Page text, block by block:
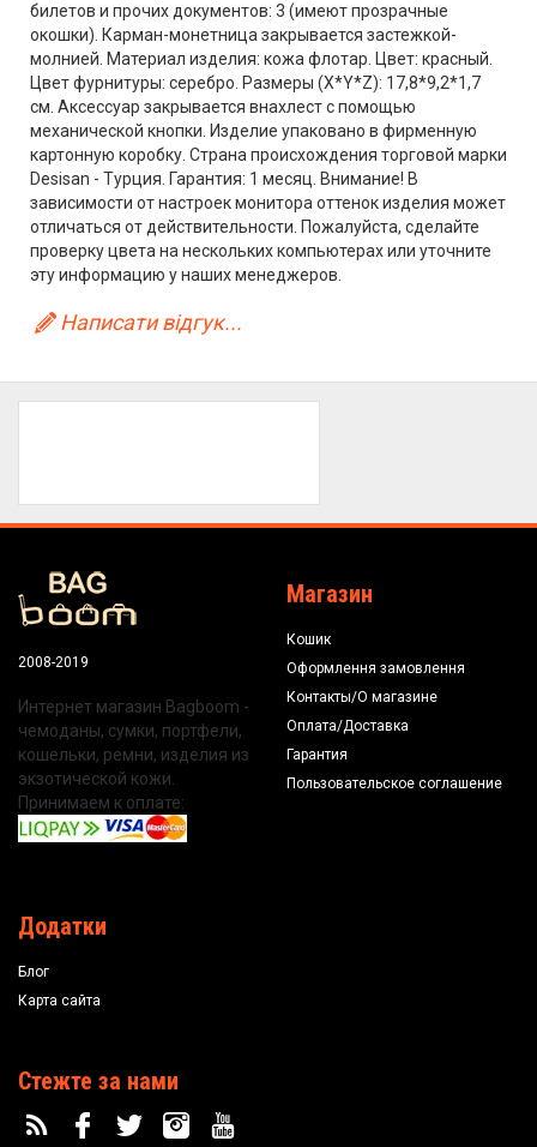
билетов и прочих документов: 3 (имеют прозрачные
окошки). Карман-монетница закрывается застежкой-
молнией. Материал изделия: кожа флотар. Цвет: красный.
Цвет фурнитуры: серебро. Размеры (X*Y*Z): 17,8*9,2*1,7
см. Аксессуар закрывается внахлест с помощью
механической кнопки. Изделие упаковано в фирменную
картонную коробку. Страна происхождения торговой марки
Desisan - Турция. Гарантия: 1 месяц. Внимание! В
зависимости от настроек монитора оттенок изделия может
отличаться от действительности. Пожалуйста, сделайте
проверку цвета на нескольких компьютерах или уточните
эту информацию у наших менеджеров.
Написати відгук...
2008-2019
Интернет магазин Bagboom -
чемоданы, сумки, портфели,
кошельки, ремни, изделия из
экзотической кожи.
Принимаем к оплате:
Магазин
Кошик
Оформлення замовлення
Контакты/О магазине
Оплата/Доставка
Гарантия
Пользовательское соглашение
Додатки
Блог
Карта сайта
Стежте за нами